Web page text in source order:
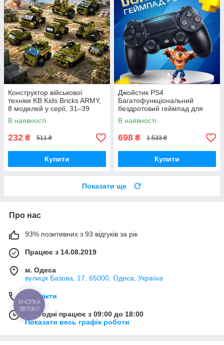
Конструктор військової
техніки KB Kids Bricks ARMY,
8 моделей у серії, 31–39
деталей, 6+
В наявності
232 ₴ 511 ₴
Купити
Джойстик PS4
Багатофункціональний
бездротовий геймпад для
Bluetooth-консолі з подвійною
вібрацією DualShock 4 V3.5
PlayStation 4,
В наявності
698 ₴ 1 533 ₴
Купити
Показати ще
Про нас
93% позитивних з 93 відгуків за рік
Працює з 14.08.2019
м. Одеса
вулиця Базова, 17, 65000, Одеса, Україна
Контакти
Сьогодні працює з 09:00 до 18:00
Показати весь графік роботи
КНОПКА
ЗВ'ЯЗКУ